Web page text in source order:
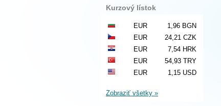
Kurzový lístok
EUR
1,96 BGN
EUR
24,21 CZK
EUR
7,54 HRK
EUR
54,93 TRY
EUR
1,15 USD
Zobraziť všetky »